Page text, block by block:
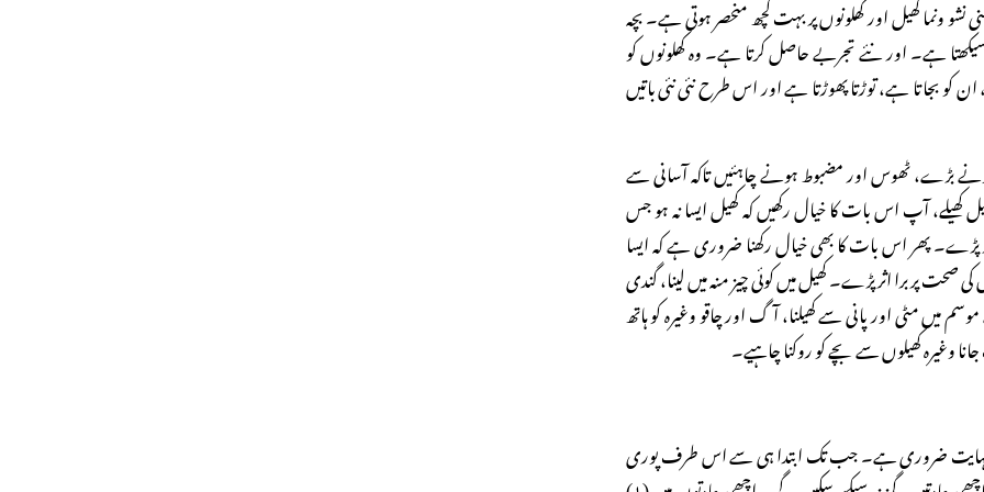
نشو ونما کھیل اور کھلونوں پر بہت کچھ منحصر ہوتی ہے۔ بچہ
ہے۔ اور نئے تجربے حاصل کرتا ہے۔ وہ کھلونوں کو
کو بجاتا ہے، توڑتا پھوڑتا ہے اور اس طرح نئی نئی باتیں
بڑے، ٹھوس اور مضبوط ہونے چاہئیں تاکہ آسانی سے
کھیلے، آپ اس بات کا خیال رکھیں کہ کھیل ایسا نہ ہو جس
پھر اس بات کا بھی خیال رکھنا ضروری ہے کہ ایسا
پر برا اثر پڑے۔ کھیل میں کوئی چیز منہ میں لینا، گندی
میں مٹی اور پانی سے کھیلنا، آگ اور چاقو وغیرہ کو ہاتھ
وغیرہ کھیلوں سے بچے کو روکنا چاہیے۔
نہایت ضروری ہے۔ جب تک ابتدا ہی سے اس طرف پوری